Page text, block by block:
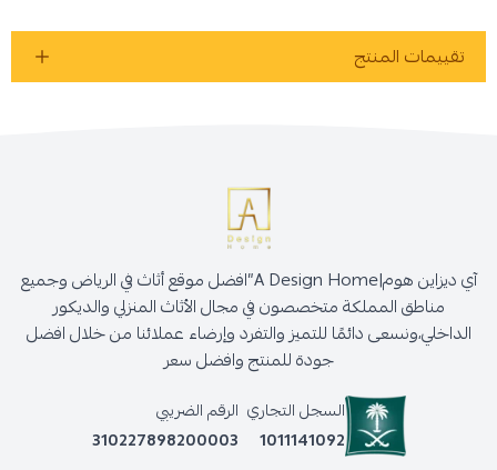
تقييمات المنتج
آي ديزاين هوم|A Design Home”افضل موقع أثاث في الرياض وجميع
مناطق المملكة متخصصون في مجال الأثاث المنزلي والديكور
الداخلي،ونسعى دائمًا للتميز والتفرد وإرضاء عملائنا من خلال افضل
جودة للمنتج وافضل سعر
السجل التجاري
1011141092
الرقم الضريبي
310227898200003